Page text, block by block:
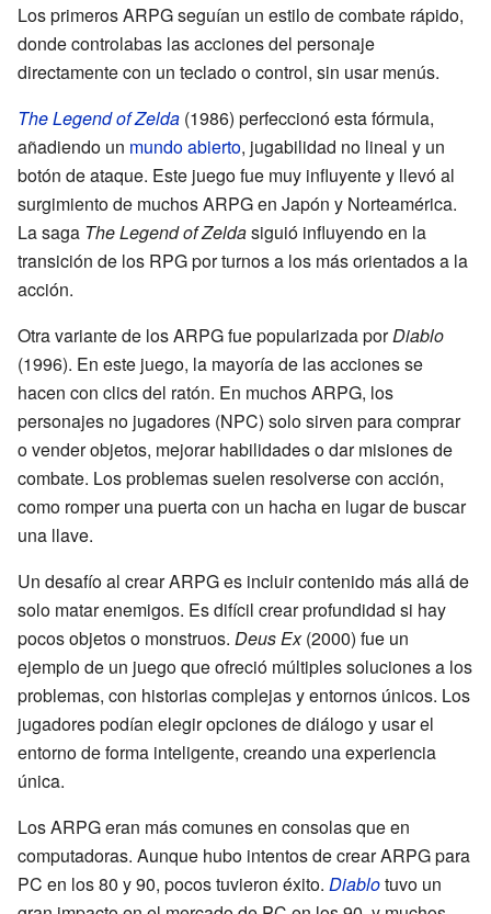
Los primeros ARPG seguían un estilo de combate rápido,
donde controlabas las acciones del personaje
directamente con un teclado o control, sin usar menús.
The Legend of Zelda (1986) perfeccionó esta fórmula,
añadiendo un mundo abierto, jugabilidad no lineal y un
botón de ataque. Este juego fue muy influyente y llevó al
surgimiento de muchos ARPG en Japón y Norteamérica.
La saga The Legend of Zeldasiguió influyendo en la
transición de los RPG por turnos a los más orientados a la
acción.
Otra variante de los ARPG fue popularizada porDiablo
(1996). En este juego, la mayoría de las acciones se
hacen con clics del ratón. En muchos ARPG, los
personajes no jugadores (NPC) solo sirven para comprar
o vender objetos, mejorar habilidades o dar misiones de
combate. Los problemas suelen resolverse con acción,
como romper una puerta con un hacha en lugar de buscar
una llave.
Un desafío al crear ARPG es incluir contenido más allá de
solo matar enemigos. Es difícil crear profundidad si hay
pocos objetos o monstruos. Deus Ex(2000) fue un
ejemplo de un juego que ofreció múltiples soluciones a los
problemas, con historias complejas y entornos únicos. Los
jugadores podían elegir opciones de diálogo y usar el
entorno de forma inteligente, creando una experiencia
única.
Los ARPG eran más comunes en consolas que en
computadoras. Aunque hubo intentos de crear ARPG para
PC en los 80 y 90, pocos tuvieron éxito. Diablotuvo un